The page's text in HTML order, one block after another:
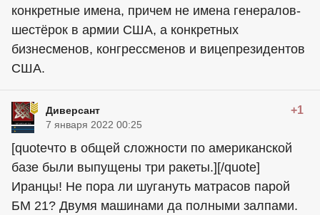
конкретные имена, причем не имена генералов-
шестёрок в армии США, а конкретных
бизнесменов, конгрессменов и вицепрезидентов
США.
Диверcант +1
7 января 2022 00:25
[quoteчто в общей сложности по американской
базе были выпущены три ракеты.][/quote]
Иранцы! Не пора ли шугануть матрасов парой
БМ 21? Двумя машинами да полными залпами.